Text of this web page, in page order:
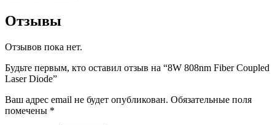
Отзывы
Отзывов пока нет.
Будьте первым, кто оставил отзыв на “8W 808nm Fiber Coupled
Laser Diode”
Ваш адрес email не будет опубликован. Обязательные поля
помечены *